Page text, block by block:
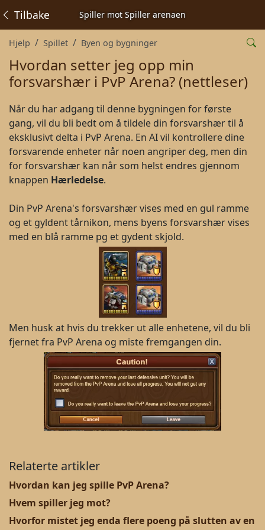
Spiller mot Spiller arenaen
Tilbake
Hjelp Spillet Byen og bygninger
Hvordan setter jeg opp min
forsvarshær i PvP Arena? (nettleser)
Når du har adgang til denne bygningen for første
gang, vil du bli bedt om å tildele din forsvarshær til å
eksklusivt delta i PvP Arena. En AI vil kontrollere dine
forsvarende enheter når noen angriper deg, men din
for forsvarshær kan når som helst endres gjennom
knappen Hærledelse.
Din PvP Arena's forsvarshær vises med en gul ramme
og et gyldent tårnikon, mens byens forsvarshær vises
med en blå ramme pg et gydent skjold.
Men husk at hvis du trekker ut alle enhetene, vil du bli
fjernet fra PvP Arena og miste fremgangen din.
Relaterte artikler
Hvordan kan jeg spille PvP Arena?
Hvem spiller jeg mot?
Hvorfor mistet jeg enda flere poeng på slutten av en